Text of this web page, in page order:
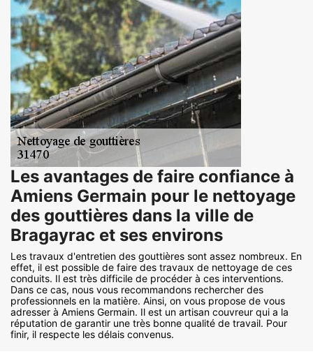
Les avantages de faire confiance à
Amiens Germain pour le nettoyage
des gouttières dans la ville de
Bragayrac et ses environs
Les travaux d'entretien des gouttières sont assez nombreux. En
effet, il est possible de faire des travaux de nettoyage de ces
conduits. Il est très difficile de procéder à ces interventions.
Dans ce cas, nous vous recommandons rechercher des
professionnels en la matière. Ainsi, on vous propose de vous
adresser à Amiens Germain. Il est un artisan couvreur qui a la
réputation de garantir une très bonne qualité de travail. Pour
finir, il respecte les délais convenus.